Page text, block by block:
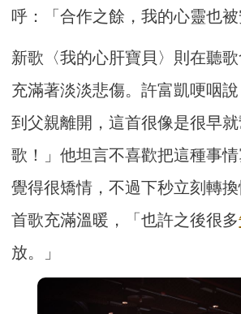
呼：「合作之餘，我的心靈也被
新歌〈我的心肝寶貝〉則在聽歌
充滿著淡淡悲傷。許富凱哽咽
到父親離開，這首很像是很早
歌！」他坦言不喜歡把這種事
覺得很矯情，不過下秒立刻轉
首歌充滿溫暖，「也許之後很多
放。」